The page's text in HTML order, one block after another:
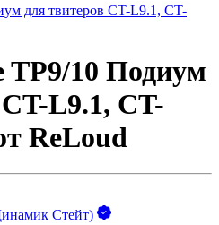
TP9/10 Подиум
L9.1, CT-
ReLoud
Стейт)